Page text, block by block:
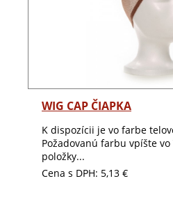
WIG CAP ČIAPKA
K dispozícii je vo farbe
Požadovanú farbu vpíšte
položky...
Cena s DPH: 5,13 €